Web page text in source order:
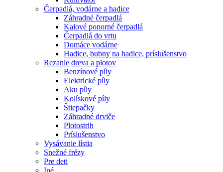
Čerpadlá, vodárne a hadice
Záhradné čerpadlá
Kalové ponorné čerpadlá
Čerpadlá do vrtu
Domáce vodárne
Hadice, bubny na hadice, príslušenstvo
Rezanie dreva a plotov
Benzínové píly
Elektrické píly
Aku píly
Kolískové píly
Štiepačky
Záhradné drviče
Plotostrih
Príslušenstvo
Vysávanie lístia
Snežné frézy
Pre deti
Iné